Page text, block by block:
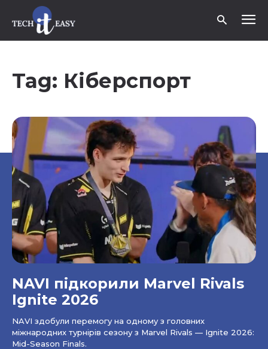
Tag: Кіберспорт
NAVI підкорили Marvel Rivals
Ignite 2026
NAVI здобули перемогу на одному з головних
міжнародних турнірів сезону з Marvel Rivals — Ignite 2026:
Mid-Season Finals.